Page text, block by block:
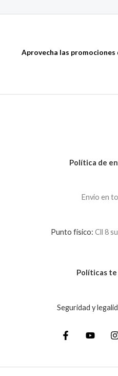
Aprovecha las promociones
Política de
Envio en
Punto físico: Cll 8
Políticas
Seguridad y